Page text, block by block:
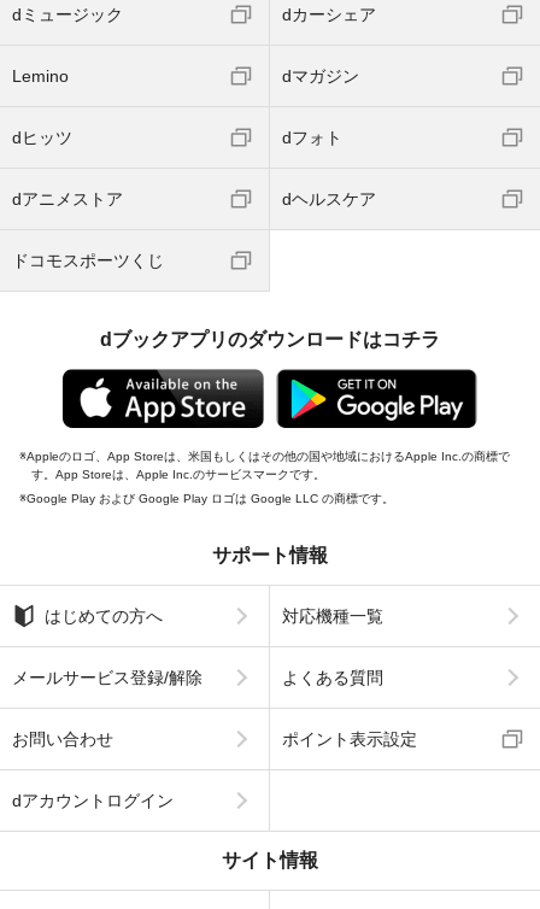
dミュージック dカーシェア
Lemino dマガジン
dヒッツ dフォト
dアニメストア dヘルスケア
ドコモスポーツくじ
dブックアプリのダウンロードはコチラ
Appleのロゴ、App Storeは、米国もしくはその他の国や地域におけるApple Inc.の商標で
す。App Storeは、Apple Inc.のサービスマークです。
Google Play および Google Play ロゴは Google LLC の商標です。
サポート情報
はじめての方へ 対応機種一覧
メールサービス登録/解除 よくある質問
お問い合わせ ポイント表示設定
dアカウントログイン
サイト情報